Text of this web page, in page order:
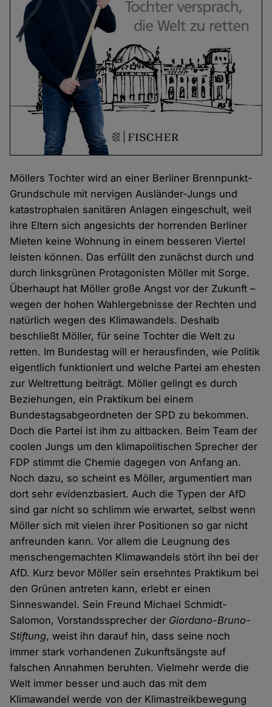
Möllers Tochter wird an einer Berliner Brennpunkt-
Grundschule mit nervigen Ausländer-Jungs und
katastrophalen sanitären Anlagen eingeschult, weil
ihre Eltern sich angesichts der horrenden Berliner
Mieten keine Wohnung in einem besseren Viertel
leisten können. Das erfüllt den zunächst durch und
durch linksgrünen Protagonisten Möller mit Sorge.
Überhaupt hat Möller große Angst vor der Zukunft –
wegen der hohen Wahlergebnisse der Rechten und
natürlich wegen des Klimawandels. Deshalb
beschließt Möller, für seine Tochter die Welt zu
retten. Im Bundestag will er herausfinden, wie Politik
eigentlich funktioniert und welche Partei am ehesten
zur Weltrettung beiträgt. Möller gelingt es durch
Beziehungen, ein Praktikum bei einem
Bundestagsabgeordneten der SPD zu bekommen.
Doch die Partei ist ihm zu altbacken. Beim Team der
coolen Jungs um den klimapolitischen Sprecher der
FDP stimmt die Chemie dagegen von Anfang an.
Noch dazu, so scheint es Möller, argumentiert man
dort sehr evidenzbasiert. Auch die Typen der AfD
sind gar nicht so schlimm wie erwartet, selbst wenn
Möller sich mit vielen ihrer Positionen so gar nicht
anfreunden kann. Vor allem die Leugnung des
menschengemachten Klimawandels stört ihn bei der
AfD. Kurz bevor Möller sein ersehntes Praktikum bei
den Grünen antreten kann, erlebt er einen
Sinneswandel. Sein Freund Michael Schmidt-
Salomon, Vorstandssprecher der Giordano-Bruno-
Stiftung, weist ihn darauf hin, dass seine noch
immer stark vorhandenen Zukunftsängste auf
falschen Annahmen beruhten. Vielmehr werde die
Welt immer besser und auch das mit dem
Klimawandel werde von der Klimastreikbewegung